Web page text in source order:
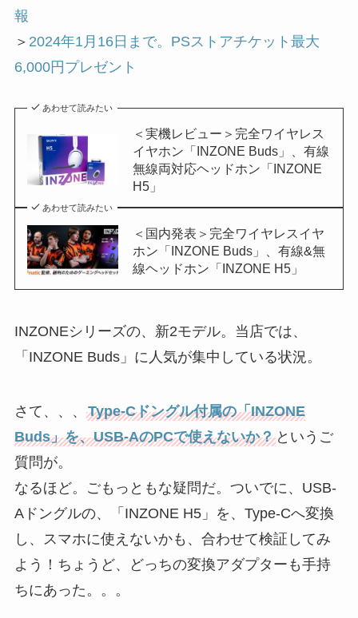
報
＞ 2024年1月16日まで。PSストアチケット最大
6,000円プレゼント
あわせて読みたい
＜実機レビュー＞完全ワイヤレス
イヤホン「INZONE Buds」、有線
無線両対応ヘッドホン「INZONE
H5」
あわせて読みたい
＜国内発表＞完全ワイヤレスイヤ
ホン「INZONE Buds」、有線&無
線ヘッドホン「INZONE H5」
INZONEシリーズの、新2モデル。当店では、
「INZONE Buds」に人気が集中している状況。
さて、、、 Type-Cドングル付属の「INZONE
Buds」を、USB-AのPCで使えないか？というご
質問が。
なるほど。ごもっともな疑問だ。ついでに、USB-
Aドングルの、「INZONE H5」を、Type-Cへ変換
し、スマホに使えないかも、合わせて検証してみ
よう！ちょうど、どっちの変換アダプターも手持
ちにあった。。。